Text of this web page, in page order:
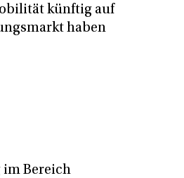
künftig auf
haben
im Bereich